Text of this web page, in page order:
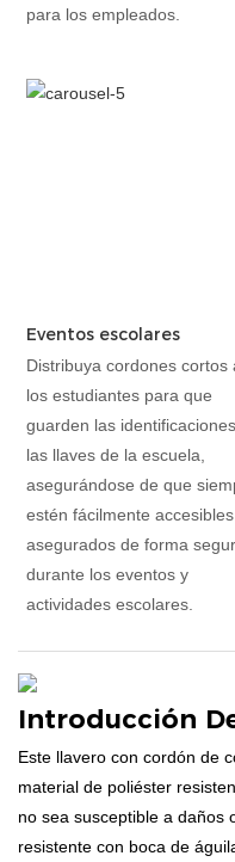
para los empleados.
Eventos escolares
Distribuya cordones cortos
los estudiantes para que
guarden las
las llaves de la escuela,
asegurándose de que
estén fácilmente
asegurados de forma
durante los eventos y
actividades escolares.
Introducción
Este llavero con cordón de
material de poliéster
no sea susceptible a daños
resistente con boca de